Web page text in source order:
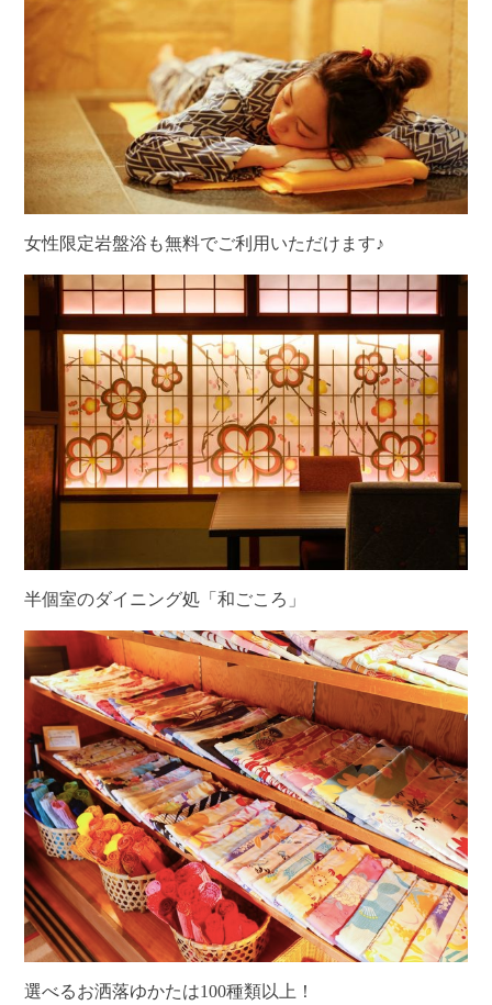
女性限定岩盤浴も無料でご利用いただけます♪
半個室のダイニング処「和ごころ」
選べるお洒落ゆかたは100種類以上！